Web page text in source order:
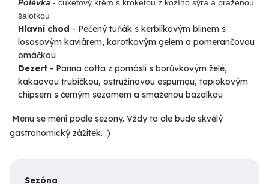
Polévka - cuketový krém s kroketou z kozího sýra a praženou
šalotkou
Hlavní chod - Pečený tuňák s kerblíkovým blinem s
lososovým kaviárem, karotkovým gelem a pomerančovou
omáčkou
Dezert - Panna cotta z pomáslí s borůvkovým želé,
kakaovou trubičkou, ostružinovou espumou, tapiokovým
chipsem s černým sezamem a smaženou bazalkou
Menu se mění podle sezony. Vždy to ale bude skvělý
gastronomický zážitek. :)
Sezóna